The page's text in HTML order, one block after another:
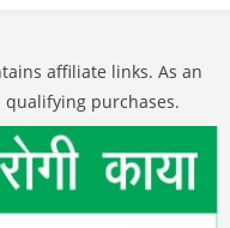
affiliate links. As an
qualifying purchases.